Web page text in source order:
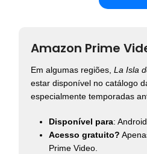
Amazon Prime
Em algumas regiões,La Isla
estar disponível no catálogo
especialmente temporadas
Disponível para:
Acesso gratuito?
Prime Video.